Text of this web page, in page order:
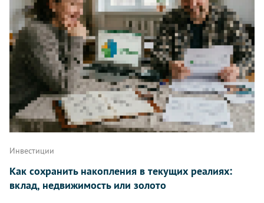
Инвестиции
Как сохранить накопления в текущих реалиях:
вклад, недвижимость или золото